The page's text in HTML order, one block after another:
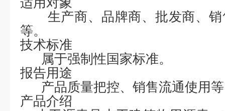
生产商、品牌商、批发商、销
等。
技术标准
属于强制性国家标准。
报告用途
产品质量把控、销售流通使用
产品介绍